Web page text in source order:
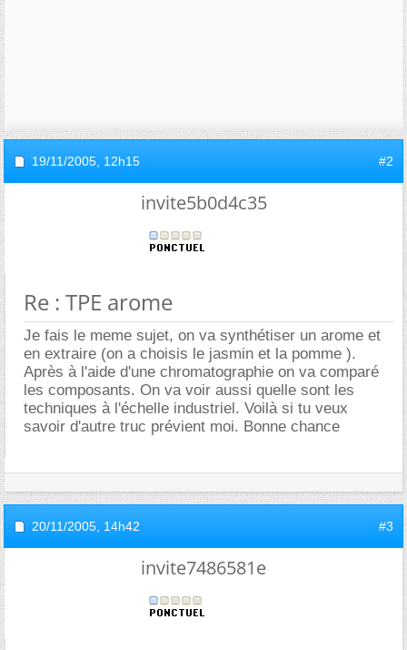
19/11/2005, 12h15 #2
invite5b0d4c35
Re : TPE arome
Je fais le meme sujet, on va synthétiser un arome et
en extraire (on a choisis le jasmin et la pomme ).
Après à l'aide d'une chromatographie on va comparé
les composants. On va voir aussi quelle sont les
techniques à l'échelle industriel. Voilà si tu veux
savoir d'autre truc prévient moi. Bonne chance
20/11/2005, 14h42 #3
invite7486581e